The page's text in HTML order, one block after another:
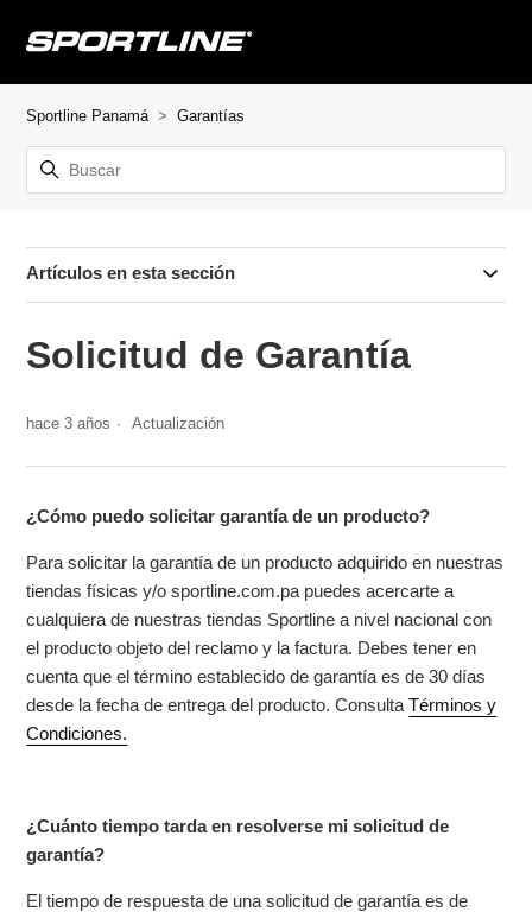
Sportline Panamá Garantías
Artículos en esta sección
Solicitud de Garantía
hace 3 años Actualización
¿Cómo puedo solicitar garantía de un producto?
Para solicitar la garantía de un producto adquirido en nuestras
tiendas físicas y/o sportline.com.pa puedes acercarte a
cualquiera de nuestras tiendas Sportline a nivel nacional con
el producto objeto del reclamo y la factura. Debes tener en
cuenta que el término establecido de garantía es de 30 días
desde la fecha de entrega del producto. ConsultaTérminos y
Condiciones.
¿Cuánto tiempo tarda en resolverse mi solicitud de
garantía?
El tiempo de respuesta de una solicitud de garantía es de